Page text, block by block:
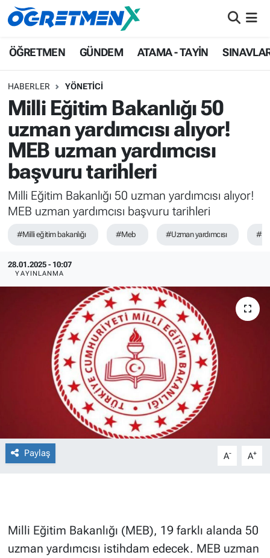
ÖĞRETMEN GÜNDEM ATAMA - TAYİN
HABERLER YÖNETİCİ
Milli Eğitim Bakanlığı 50
uzman yardımcısı alıyor!
MEB uzman yardımcısı
başvuru tarihleri
Milli Eğitim Bakanlığı 50 uzman yardımcısı alıyor!
MEB uzman yardımcısı başvuru tarihleri
#Milli eğitim bakanlığı #Meb #Uzman yardımcısı
28.01.2025 - 10:07
YAYINLANMA
Paylaş A- A+
Milli Eğitim Bakanlığı (MEB), 19 farklı alanda 50
uzman yardımcısı istihdam edecek. MEB uzman
ÖĞRETMEN
ATAMA - TAYİN
SINAVLAR
HAYATIN İÇİNDEN
UZMAN ÖĞRETMENLİK
EKONOMİ
İstanbul Nöbetçi Eczaneler
İstanbul Namaz Vakitleri
İstanbul Trafik Yoğunluk Haritası
Süper Lig Puan Durumu ve Fikstür
Tüm Manşetler
Son Dakika Haberleri
Haber Arşivi